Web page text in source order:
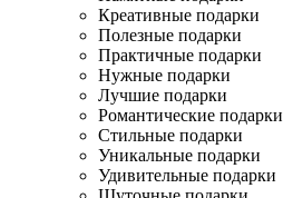
Креативные подарки
Полезные подарки
Практичные подарки
Нужные подарки
Лучшие подарки
Романтические подарки
Стильные подарки
Уникальные подарки
Удивительные подарки